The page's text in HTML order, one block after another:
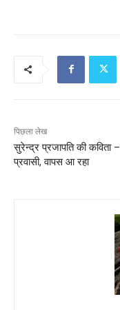
पिछला लेख
सुरेन्द्र प्रजापति की कविता –
प्रवासी, वापस आ रहा